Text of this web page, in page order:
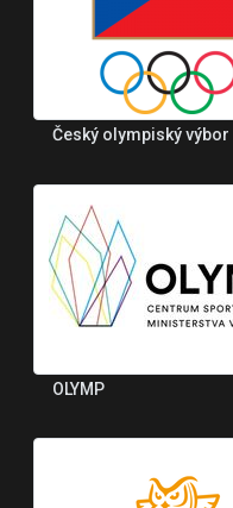
Český olympiský výbor
OLYMP